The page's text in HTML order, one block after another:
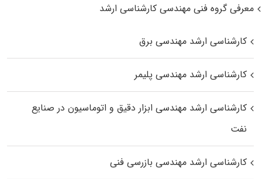
معرفی گروه فنی مهندسی کارشناسی ارشد
کارشناسی ارشد مهندسی برق
کارشناسی ارشد مهندسی پلیمر
کارشناسی ارشد مهندسی ابزار دقیق و اتوماسیون در صنایع
نفت
کارشناسی ارشد مهندسی بازرسی فنی